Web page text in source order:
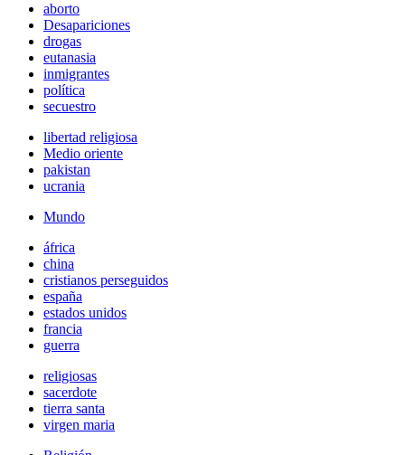
aborto
Desapariciones
drogas
eutanasia
inmigrantes
política
secuestro
libertad religiosa
Medio oriente
pakistan
ucrania
Mundo
áfrica
china
cristianos perseguidos
españa
estados unidos
francia
guerra
religiosas
sacerdote
tierra santa
virgen maria